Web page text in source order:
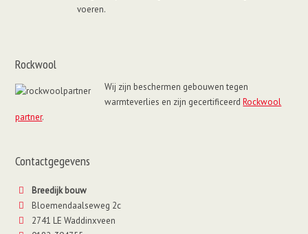
voeren.
Rockwool
Wij zijn beschermen gebouwen tegen
warmteverlies en zijn gecertificeerdRockwool
partner.
Contactgegevens
Breedijk bouw
Bloemendaalseweg 2c
2741 LE Waddinxveen